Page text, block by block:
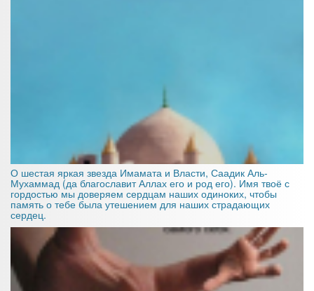
О шестая яркая звезда Имамата и Власти, Саадик Аль-
Мухаммад (да благославит Аллах его и род его). Имя твоё с
гордостью мы доверяем сердцам наших одиноких, чтобы
память о тебе была утешением для наших страдающих
сердец.